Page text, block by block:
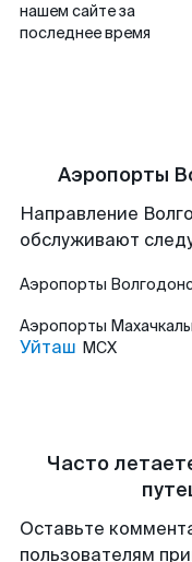
нашем сайте за
последнее время
Аэропорты
Направление
обслуживают
Аэропорты
Аэропорты Махачкалы
Уйташ MCX
Часто
Оставьте
пользователям